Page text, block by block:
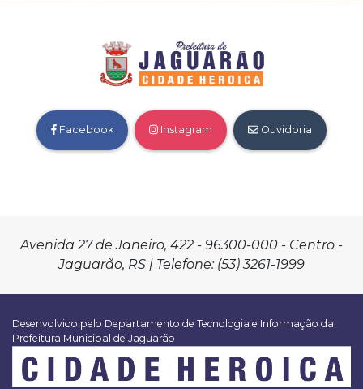
Facebook Instagram Ouvidoria
Avenida 27 de Janeiro, 422 - 96300-000 - Centro -
Jaguarão, RS | Telefone: (53) 3261-1999
Desenvolvido pelo Departamento de Tecnologia e Informação da
Prefeitura Municipal de Jaguarão